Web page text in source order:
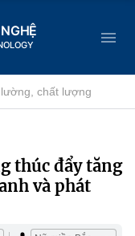
chất lượng
thúc đẩy tăng
và phát